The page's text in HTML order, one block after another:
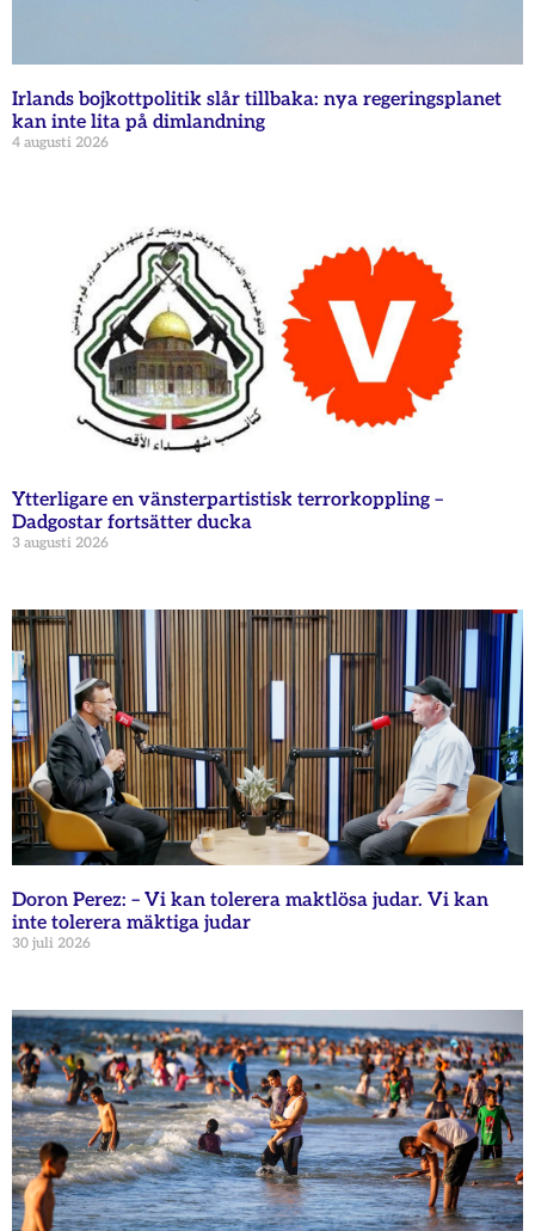
Irlands bojkottpolitik slår tillbaka: nya regeringsplanet
kan inte lita på dimlandning
4 augusti 2026
Ytterligare en vänsterpartistisk terrorkoppling –
Dadgostar fortsätter ducka
3 augusti 2026
Doron Perez: – Vi kan tolerera maktlösa judar. Vi kan
inte tolerera mäktiga judar
30 juli 2026